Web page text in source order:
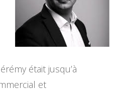
était jusqu’à
et